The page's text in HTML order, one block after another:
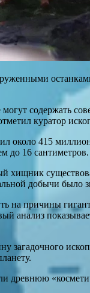
могут содержать
куратор
около 415
до 16
хищник
добычи было
на причины
анализ
загадочного
древнюю